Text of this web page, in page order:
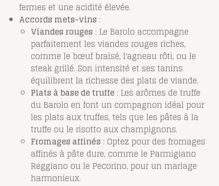
fermes et une acidité élevée.
Accords mets-vins :
Viandes rouges : Le Barolo accompagne
parfaitement les viandes rouges riches,
comme le bœuf braisé, l'agneau rôti, ou le
steak grillé. Son intensité et ses tanins
équilibrent la richesse des plats de viande.
Plats à base de truffe : Les arômes de truffe
du Barolo en font un compagnon idéal pour
les plats aux truffes, tels que les pâtes à la
truffe ou le risotto aux champignons.
Fromages affinés : Optez pour des fromages
affinés à pâte dure, comme le Parmigiano
Reggiano ou le Pecorino, pour un mariage
harmonieux.